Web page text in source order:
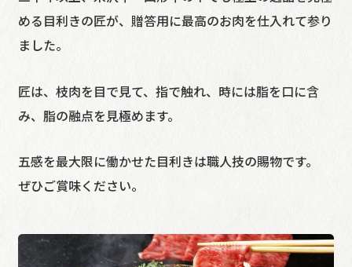
める目利きの匠が、贈答用に最高のお肉を仕入れて参り
ました。
匠は、枝肉を目で見て、指で触れ、時には脂を口に含
み、脂の融点を見極めます。
五感を最大限に働かせた目利きは職人技の賜物です。
ぜひご賞味ください。